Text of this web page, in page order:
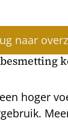
naar
hoger